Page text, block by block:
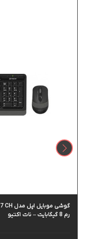
رم 8 گیگابایت – نات اکتیو